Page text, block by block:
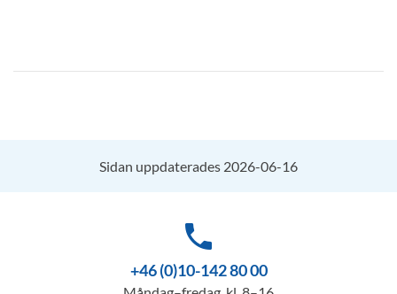
Sidan uppdaterades 2026-06-16
phone
+46 (0)10-142 80 00